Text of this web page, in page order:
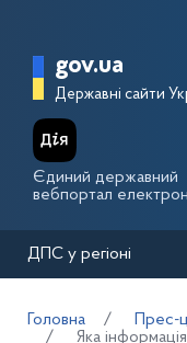
Головна
gov.ua
Державні сайти
Єдиний державний
вебпортал
ДПС у регіоні
Головна Прес-
Яка